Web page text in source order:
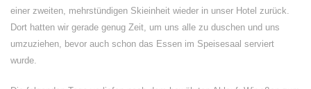
einer zweiten, mehrstündigen Skieinheit wieder in unser Hotel zurück.
Dort hatten wir gerade genug Zeit, um uns alle zu duschen und uns
umzuziehen, bevor auch schon das Essen im Speisesaal serviert
wurde.